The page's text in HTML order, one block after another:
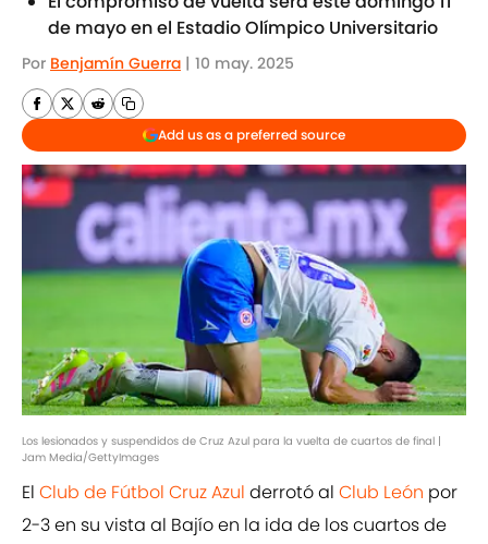
de mayo en el Estadio Olímpico Universitario
Por Benjamín Guerra | 10 may. 2025
Add us as a preferred source
Los lesionados y suspendidos de Cruz Azul para la vuelta de cuartos de final |
Jam Media/GettyImages
El Club de Fútbol Cruz Azul derrotó al Club León por
2-3 en su vista al Bajío en la ida de los cuartos de